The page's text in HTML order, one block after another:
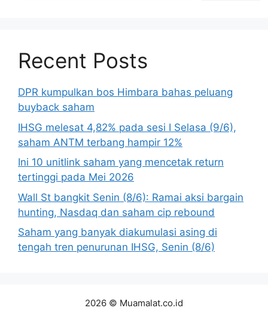
Recent Posts
DPR kumpulkan bos Himbara bahas peluang
buyback saham
IHSG melesat 4,82% pada sesi I Selasa (9/6),
saham ANTM terbang hampir 12%
Ini 10 unitlink saham yang mencetak return
tertinggi pada Mei 2026
Wall St bangkit Senin (8/6): Ramai aksi bargain
hunting, Nasdaq dan saham cip rebound
Saham yang banyak diakumulasi asing di
tengah tren penurunan IHSG, Senin (8/6)
2026 © Muamalat.co.id